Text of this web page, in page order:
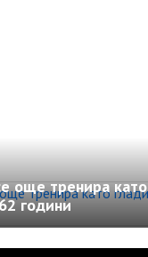
още тренира като
години